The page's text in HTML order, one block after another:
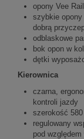
opony Vee
szybkie opony
dobrą
odblaskowe
bok opon w
dętki
Kierownica
czarna,
kontroli jazdy
szerokość
regulowany
pod